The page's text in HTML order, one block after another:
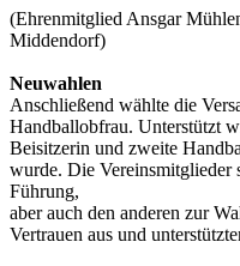
(Ehrenmitglied Ansgar
Middendorf)
Neuwahlen
Anschließend wählte die
Handballobfrau. Unterstützt
Beisitzerin und zweite
wurde. Die Vereinsmitglieder
Führung,
aber auch den anderen zur
Vertrauen aus und